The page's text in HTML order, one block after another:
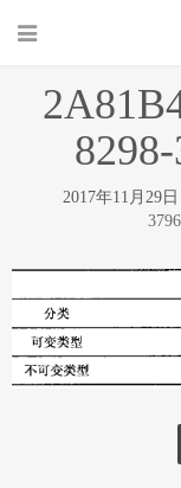
2017年11月29